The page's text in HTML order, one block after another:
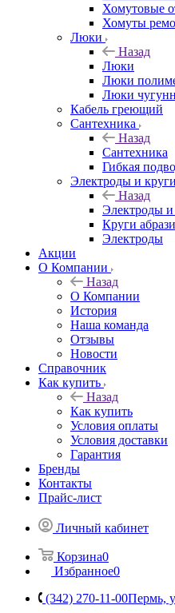
Хомутовые
Хомуты
Люки
Назад
Люки
Люки
Люки
Кабель греющий
Сантехника
Назад
Сантехника
Гибкая
Электроды и
Назад
Электроды и
Круги
Электроды
Акции
О Компании
Назад
О Компании
История
Наша команда
Отзывы
Новости
Справочник
Как купить
Назад
Как купить
Условия оплаты
Условия доставки
Гарантия
Бренды
Контакты
Прайс-лист
Личный кабинет
Корзина0
Избранное0
(342) 270-11-00Пермь,